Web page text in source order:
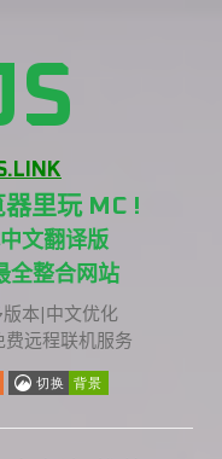
里玩 MC !
文翻译版
全整合网站
本|中文优化
远程联机服务